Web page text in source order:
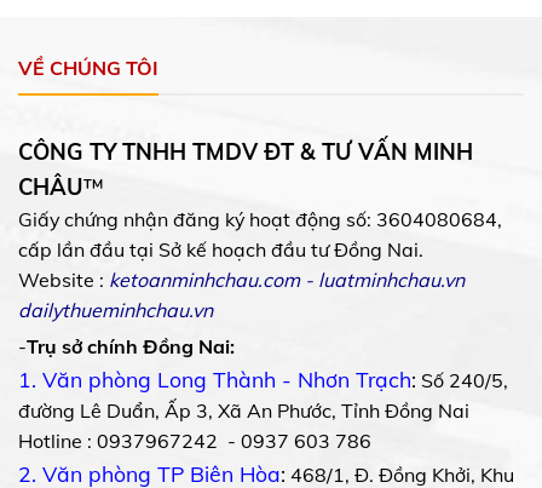
VỀ CHÚNG TÔI
CÔNG TY TNHH TMDV ĐT & TƯ VẤN MINH
CHÂU™
Giấy chứng nhận đăng ký hoạt động số: 3604080684,
cấp lần đầu tại Sở kế hoạch đầu tư Đồng Nai.
Website : ketoanminhchau.com- luatminhchau.vn
dailythueminhchau.vn
-Trụ sở chính Đồng Nai:
1. Văn phòng Long Thành - Nhơn Trạch: Số 240/5,
đường Lê Duẩn, Ấp 3, Xã An Phước, Tỉnh Đồng Nai
Hotline : 0937967242 - 0937 603 786
2. Văn phòng TP Biên Hòa: 468/1, Đ. Đồng Khởi, Khu